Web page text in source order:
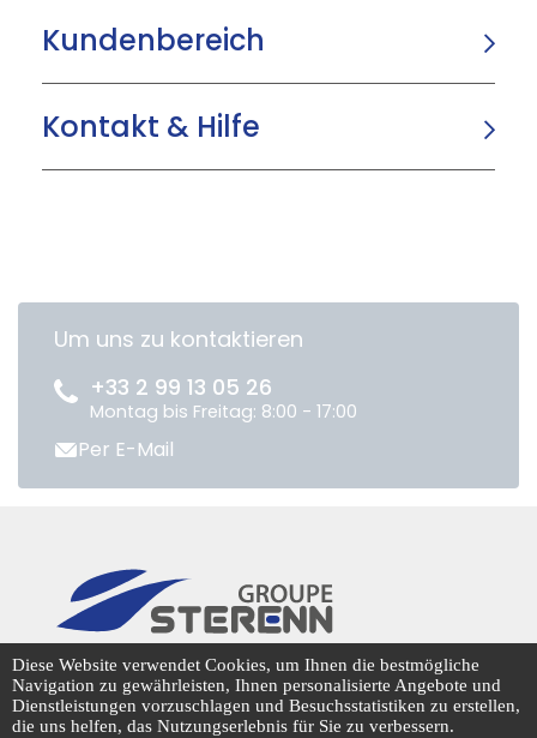
Kundenbereich
Kontakt & Hilfe
Um uns zu kontaktieren
+33 2 99 13 05 26
Montag bis Freitag: 8:00 - 17:00
Per E-Mail
CENTRADIS © 2026
Diese Website verwendet Cookies, um Ihnen die bestmögliche
Navigation zu gewährleisten, Ihnen personalisierte Angebote und
Dienstleistungen vorzuschlagen und Besuchsstatistiken zu erstellen,
die uns helfen, das Nutzungserlebnis für Sie zu verbessern.